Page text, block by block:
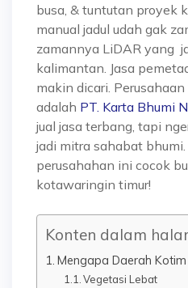
busa, & tuntutan proyek
manual jadul udah gak
zamannya LiDAR yang
kalimantan. Jasa
makin dicari.
adalah PT. Karta Bhumi
jual jasa terbang, tapi
jadi mitra sahabat
perusahahan ini cocok
kotawaringin timur!
Konten dalam
Mengapa Daerah Kotim
Vegetasi Lebat